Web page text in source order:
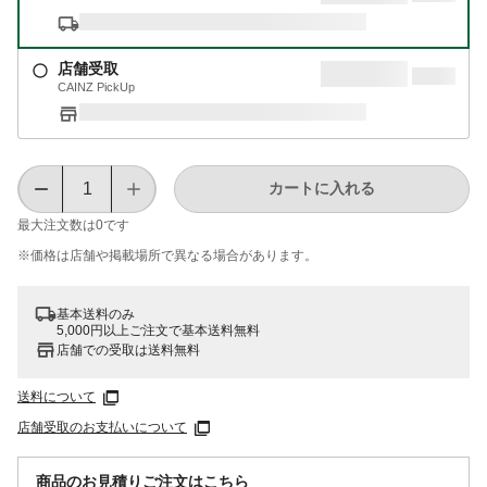
店舗受取
CAINZ PickUp
最大注文数は0です
カートに入れる
※価格は​店舗や​掲載場所で​異なる​場合が​あります。
基本送料のみ
5,000円以上ご注文で基本送料無料
店舗での受取は送料無料
送料について
店舗受取のお支払いについて
商品のお見積りご注文はこちら